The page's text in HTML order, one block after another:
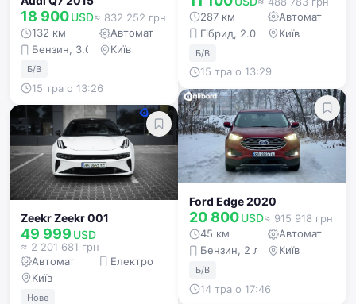
18 900USD≈ 832 252 грн
132 км
Автомат
Бензин, 3.0 л
Київ
Б/В
15 тра о 13:26
Zeekr Zeekr 001
49 999 USD
≈ 2 201 681 грн
Автомат
Електро
Київ
Нове
287 км
Автомат
Гібрид, 2.0 л
Київ
Б/В
15 тра о 13:29
Ford Edge 2020
20 800USD≈ 915 918 грн
45 км
Автомат
Бензин, 2 л
Київ
Б/В
14 тра о 17:46